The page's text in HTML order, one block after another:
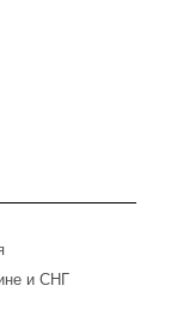
и СНГ